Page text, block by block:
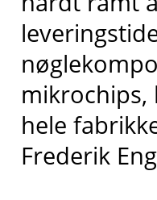
hele
Frederik